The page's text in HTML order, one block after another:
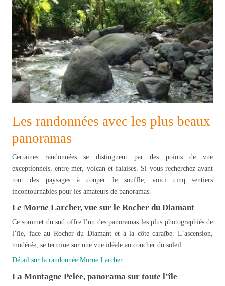
Les randonnées avec les plus beaux
panoramas
Certaines randonnées se distinguent par des points de vue
exceptionnels, entre mer, volcan et falaises. Si vous recherchez avant
tout des paysages à couper le souffle, voici cinq sentiers
incontournables pour les amateurs de panoramas.
Le Morne Larcher, vue sur le Rocher du Diamant
Ce sommet du sud offre l’un des panoramas les plus photographiés de
l’île, face au Rocher du Diamant et à la côte caraïbe. L’ascension,
modérée, se termine sur une vue idéale au coucher du soleil.
Détail sur la randonnée Morne Larcher
La Montagne Pelée, panorama sur toute l’île